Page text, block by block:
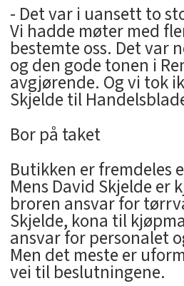
- Det var i uansett to
Vi hadde møter med
bestemte oss. Det var
og den gode tonen i
avgjørende. Og vi tok
Skjelde til
Bor på taket
Butikken er fremdeles
Mens David Skjelde er
broren ansvar for
Skjelde, kona til
ansvar for personalet
Men det meste er
vei til beslutningene.